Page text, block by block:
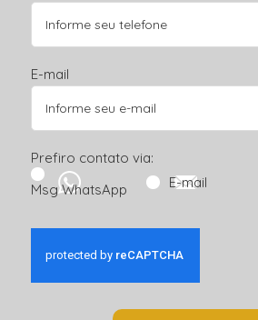
E-mail
Prefiro contato via:
Msg WhatsApp
E-mail